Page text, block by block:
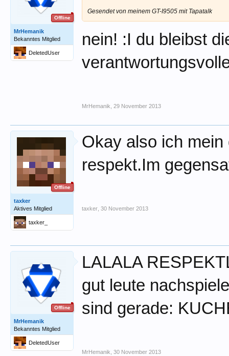
Offline
MrHemanik
Bekanntes Mitglied
DeletedUser
Gesendet von meinem GT-I9505 mit Tapatalk
nein! :I du bleibst
MrHemanik 29 November 2013
Offline
taxker
Aktives Mitglied
taxker_
Okay also ich
respekt.Im
taxker 30 November 2013
Offline
MrHemanik
Bekanntes Mitglied
DeletedUser
LALALA
gut leute
sind gerade:
MrHemanik 30 November 2013